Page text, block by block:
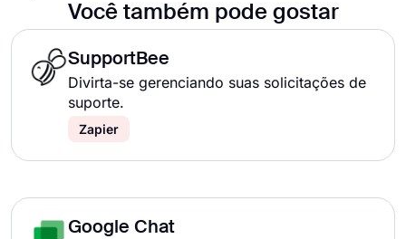
Você também pode gostar
SupportBee
Divirta-se gerenciando suas solicitações de
suporte.
Zapier
Google Chat